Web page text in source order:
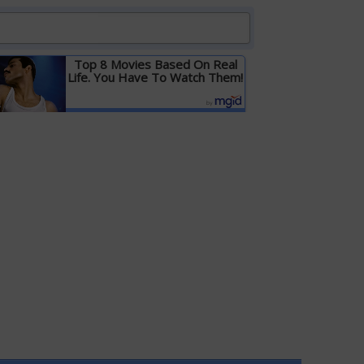
Top 8 Movies Based On Real
Life. You Have To Watch Them!